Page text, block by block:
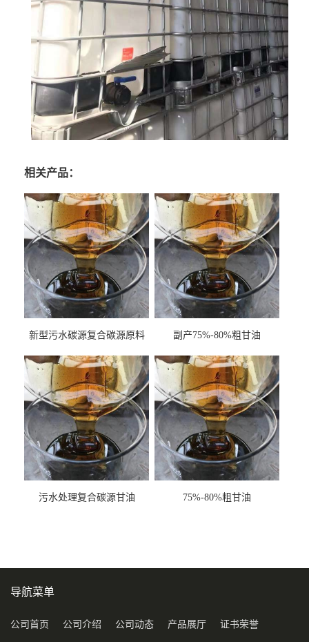
相关产品：
新型污水碳源复合碳源原料
副产75%-80%粗甘油
污水处理复合碳源甘油
75%-80%粗甘油
导航菜单
公司首页 公司介绍 公司动态 产品展厅 证书荣誉